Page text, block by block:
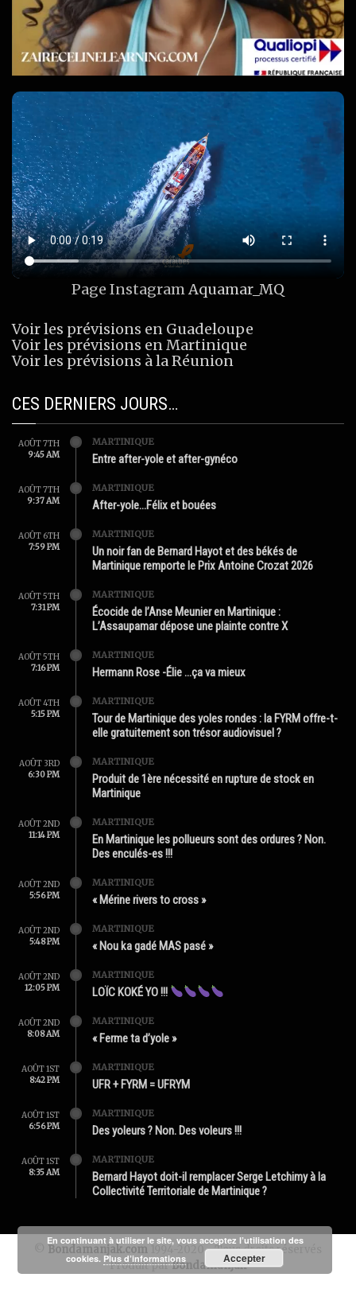
Page InstagramAquamar_MQ
Voir les prévisions en Guadeloupe
Voir les prévisions en Martinique
Voir les prévisions à la Réunion
CES DERNIERS JOURS…
AOÛT 7TH
9:45 AM
MARTINIQUE
Entre after-yole et after-gynéco
AOÛT 7TH
9:37 AM
MARTINIQUE
After-yole…Félix et bouées
AOÛT 6TH
7:59 PM
MARTINIQUE
Un noir fan de Bernard Hayot et des békés de
Martinique remporte le Prix Antoine Crozat 2026
AOÛT 5TH
7:31 PM
MARTINIQUE
Écocide de l’Anse Meunier en Martinique :
L’Assaupamar dépose une plainte contre X
AOÛT 5TH
7:16 PM
MARTINIQUE
Hermann Rose -Élie …ça va mieux
AOÛT 4TH
5:15 PM
MARTINIQUE
Tour de Martinique des yoles rondes : la FYRM offre-t-
elle gratuitement son trésor audiovisuel ?
AOÛT 3RD
6:30 PM
MARTINIQUE
Produit de 1ère nécessité en rupture de stock en
Martinique
AOÛT 2ND
11:14 PM
MARTINIQUE
En Martinique les pollueurs sont des ordures ? Non.
Des enculés-es !!!
AOÛT 2ND
5:56 PM
MARTINIQUE
« Mérine rivers to cross »
AOÛT 2ND
5:48 PM
MARTINIQUE
« Nou ka gadé MAS pasé »
AOÛT 2ND
12:05 PM
MARTINIQUE
LOÏC KOKÉ YO !!!
AOÛT 2ND
8:08 AM
MARTINIQUE
« Ferme ta d’yole »
AOÛT 1ST
8:42 PM
MARTINIQUE
UFR + FYRM = UFRYM
AOÛT 1ST
6:56 PM
MARTINIQUE
Des yoleurs ? Non. Des voleurs !!!
AOÛT 1ST
8:35 AM
MARTINIQUE
Bernard Hayot doit-il remplacer Serge Letchimy à la
Collectivité Territoriale de Martinique ?
Bondamanjak.com 1994-2020 - Tous droits réservés
Produit parBondamanjak
En continuant à utiliser le site, vous acceptez l’utilisation des
cookies. Plus d’informations Accepter